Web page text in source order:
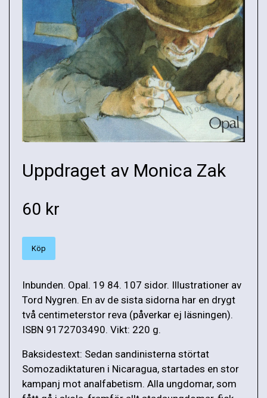
Uppdraget av Monica Zak
60 kr
Köp
Inbunden. Opal. 19 84. 107 sidor. Illustrationer av
Tord Nygren. En av de sista sidorna har en drygt
två centimeterstor reva (påverkar ej läsningen).
ISBN 9172703490. Vikt: 220 g.
Baksidestext: Sedan sandinisterna störtat
Somozadiktaturen i Nicaragua, startades en stor
kampanj mot analfabetism. Alla ungdomar, som